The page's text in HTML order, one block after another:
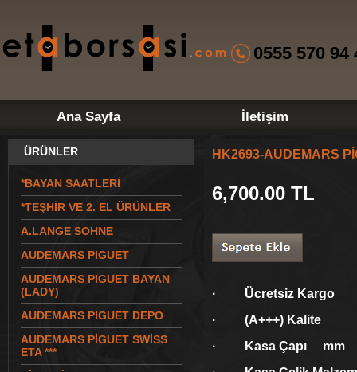
0555 570 94
Ana Sayfa İletişim
ÜRÜNLER
*BAYAN SAATLERİ
*TEŞHİR VE 2. EL ÜRÜNLER
A.LANGE SOHNE
AUDEMARS PIGUET
AUDEMARS PIGUET BAYAN
(LADY)
AUDEMARS PIGUET DEPO
AUDEMARS PİGUET SWİSS
ETA ***
HK2693-AUDEMARS
6,700.00 TL
· Ücretsiz Kargo
· (A+++) Kalite
· Kasa Çapı mm